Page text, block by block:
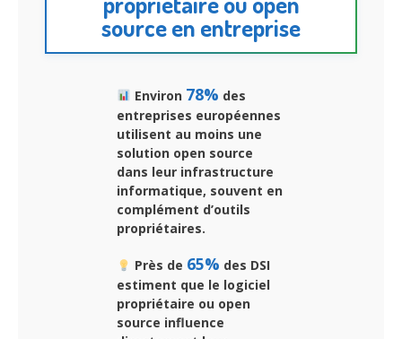
source en entreprise
Environ 78% des
entreprises européennes
utilisent au moins une
solution open source
dans leur infrastructure
informatique, souvent en
complément d’outils
propriétaires.
Près de 65% des DSI
estiment que le logiciel
propriétaire ou open
source influence